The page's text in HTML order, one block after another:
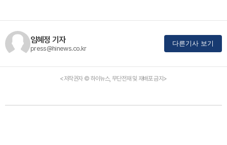
임혜정 기자
press@hinews.co.kr
다른기사 보기
<저작권자 © 하이뉴스, 무단전재 및 재배포 금지>